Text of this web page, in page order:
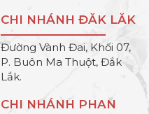
CHI NHÁNH ĐĂK LĂK
Đường Vành Đai, Khối 07,
P. Buôn Ma Thuột, Đắk
Lắk.
CHI NHÁNH PHAN